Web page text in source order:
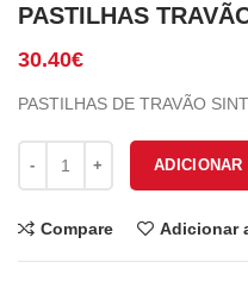
PASTILHAS
30.40€
PASTILHAS DE TRAVÃO
Quantidade de PASTILHAS
ADICIONAR
Compare Adicionar